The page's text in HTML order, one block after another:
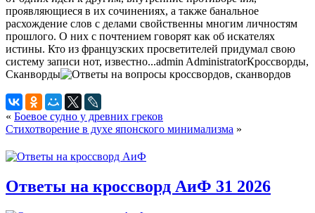
проявляющиеся в их сочинениях, а также банальное
расхождение слов с делами свойственны многим личностям
прошлого. О них с почтением говорят как об искателях
истины. Кто из французских просветителей придумал свою
систему записи нот, известно...admin AdministratorКроссворды,
Сканворды
« Боевое судно у древних греков
Стихотворение в духе японского минимализма »
Ответы на кроссворд АиФ 31 2026